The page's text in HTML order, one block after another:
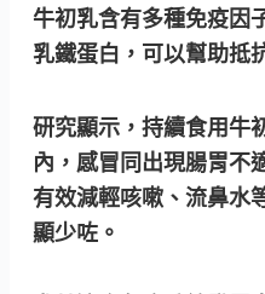
牛初乳含有多種免疫因
乳鐵蛋白，可以幫助抵
研究顯示，持續食用牛
內，感冒同出現腸胃不
有效減輕咳嗽、流鼻水
顯少咗。